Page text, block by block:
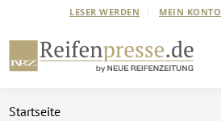
LESER WERDEN MEIN KONTO
Startseite